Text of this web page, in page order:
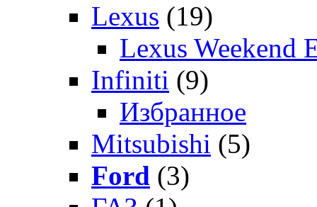
Lexus (19)
Lexus Weekend
Infiniti (9)
Избранное
Mitsubishi (5)
Ford (3)